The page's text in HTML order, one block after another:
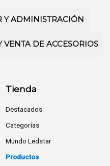
Y ADMINISTRACIÓN
VENTA DE ACCESORIOS
Tienda
Destacados
Categorías
Mundo Ledstar
Productos